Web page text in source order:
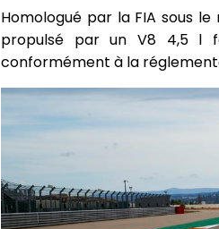
Homologué par la FIA sous
propulsé par un V8 4,5 l
conformément à la